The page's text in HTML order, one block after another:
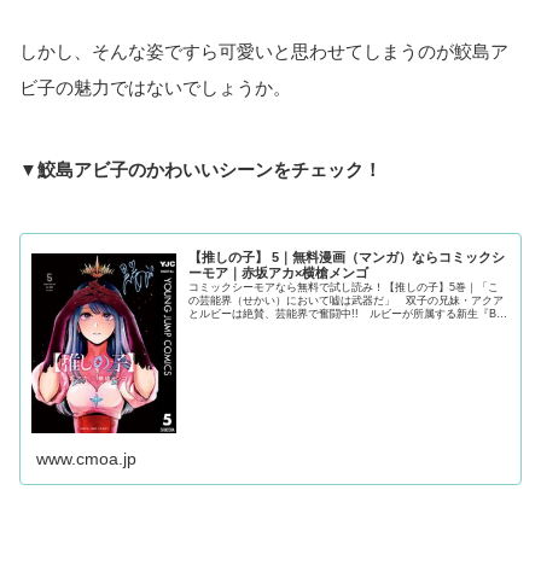
しかし、そんな姿ですら可愛いと思わせてしまうのが鮫島ア
ビ子の魅力ではないでしょうか。
▼鮫島アビ子のかわいいシーンをチェック！
【推しの子】 5｜無料漫画（マンガ）ならコミックシ
ーモア｜赤坂アカ×横槍メンゴ
コミックシーモアなら無料で試し読み！【推しの子】5巻｜「こ
の芸能界（せかい）において嘘は武器だ」 双子の兄妹・アクア
とルビーは絶賛、芸能界で奮闘中!! ルビーが所属する新生『B小
www.cmoa.jp